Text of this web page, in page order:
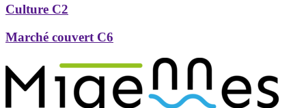
Culture C2
Marché couvert C6
Précédent
Suivant